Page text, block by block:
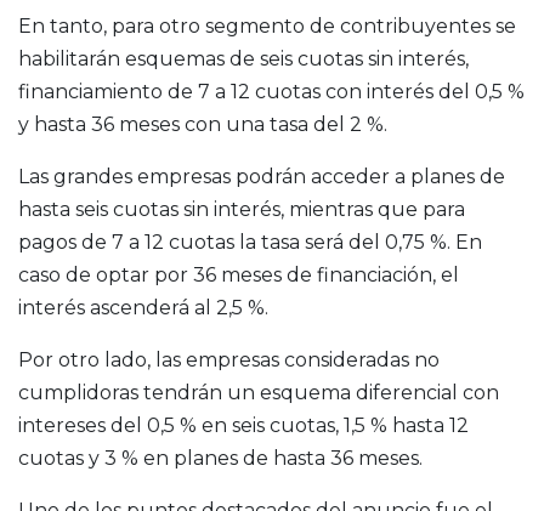
En tanto, para otro segmento de contribuyentes se
habilitarán esquemas de seis cuotas sin interés,
financiamiento de 7 a 12 cuotas con interés del 0,5 %
y hasta 36 meses con una tasa del 2 %.
Las grandes empresas podrán acceder a planes de
hasta seis cuotas sin interés, mientras que para
pagos de 7 a 12 cuotas la tasa será del 0,75 %. En
caso de optar por 36 meses de financiación, el
interés ascenderá al 2,5 %.
Por otro lado, las empresas consideradas no
cumplidoras tendrán un esquema diferencial con
intereses del 0,5 % en seis cuotas, 1,5 % hasta 12
cuotas y 3 % en planes de hasta 36 meses.